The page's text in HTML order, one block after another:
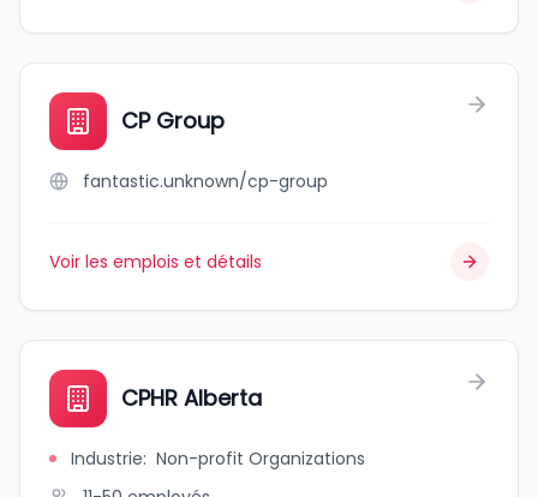
CP Group
fantastic.unknown/cp-group
Voir les emplois et détails
CPHR Alberta
Industrie: Non-profit Organizations